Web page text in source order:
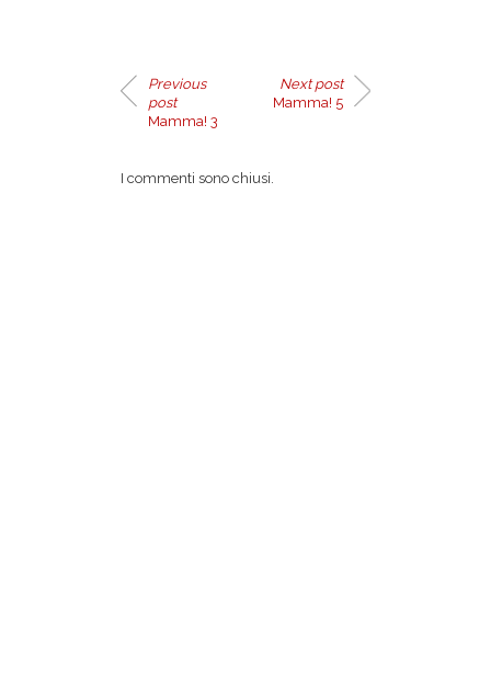
Previous
post
Mamma! 3
Next post
Mamma! 5
I commenti sono chiusi.